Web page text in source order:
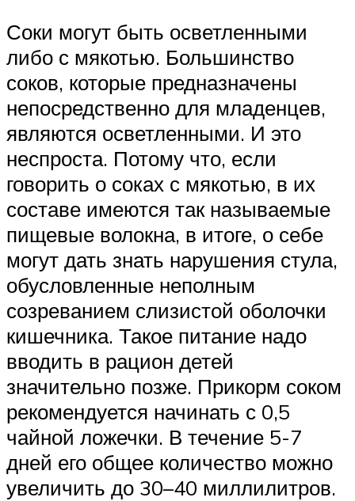
Соки могут быть осветленными
либо с мякотью. Большинство
соков, которые предназначены
непосредственно для младенцев,
являются осветленными. И это
неспроста. Потому что, если
говорить о соках с мякотью, в их
составе имеются так называемые
пищевые волокна, в итоге, о себе
могут дать знать нарушения стула,
обусловленные неполным
созреванием слизистой оболочки
кишечника. Такое питание надо
вводить в рацион детей
значительно позже. Прикорм соком
рекомендуется начинать с 0,5
чайной ложечки. В течение 5-7
дней его общее количество можно
увеличить до 30–40 миллилитров.